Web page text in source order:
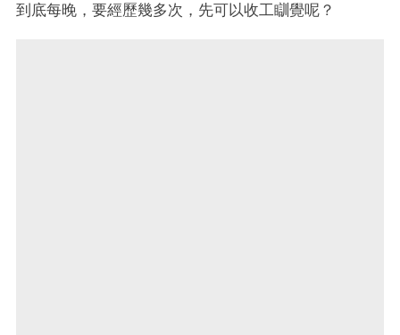
到底每晚，要經歷幾多次，先可以收工瞓覺呢？